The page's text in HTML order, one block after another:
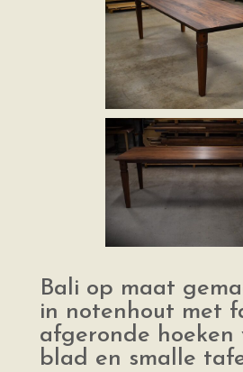
Bali op maat
in notenhout met
afgeronde hoeken
blad en smalle